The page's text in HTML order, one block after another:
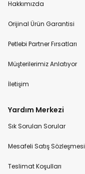
Hakkımızda
Orijinal Ürün Garantisi
Petlebi Partner Fırsatları
Müşterilerimiz Anlatıyor
İletişim
Yardım Merkezi
Sık Sorulan Sorular
Mesafeli Satış Sözleşmesi
Teslimat Koşulları